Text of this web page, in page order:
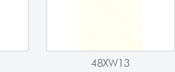
48XW13